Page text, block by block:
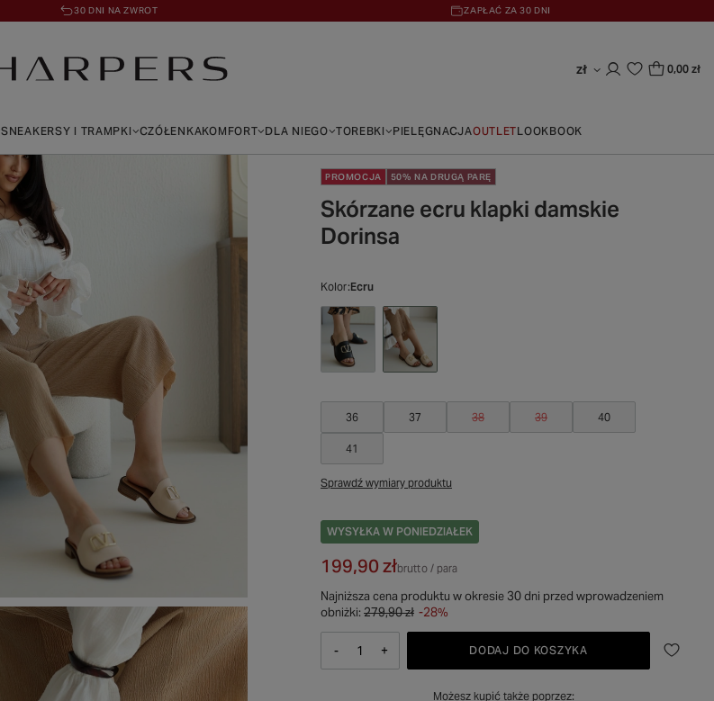
30 DNI NA ZWROT ZAPŁAĆ ZA 30 DNI
zł 0,00 zł
SNEAKERSY I TRAMPKI CZÓŁENKAKOMFORT DLA NIEGO TOREBKI PIELĘGNACJAOUTLETLOOKBOOK
PROMOCJA 50% NA DRUGĄ PARĘ
Skórzane ecru klapki damskie
Dorinsa
Kolor Ecru
36 37 38 39 40
41
Sprawdź wymiary produktu
WYSYŁKAW PONIEDZIAŁEK
199,90 złbrutto/ para
Najniższa cena produktu w okresie 30 dni przed wprowadzeniem
obniżki:279,90 zł -28%
- + DODAJ DO KOSZYKA
Możesz kupić także poprzez: